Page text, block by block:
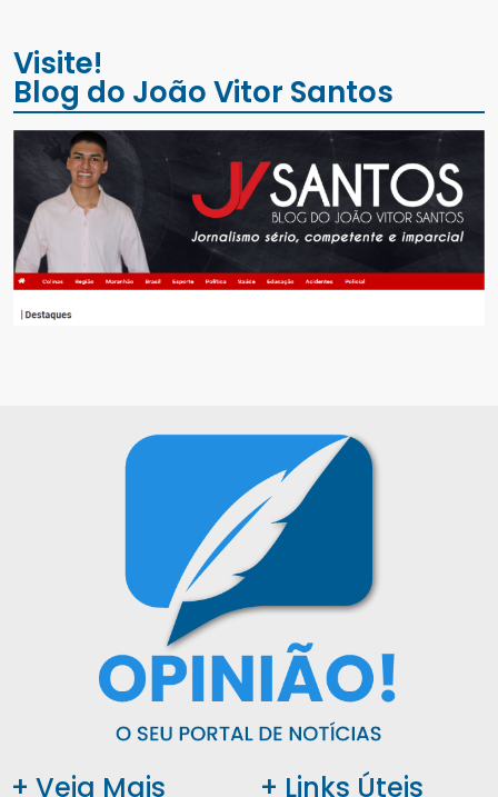
Visite!
Blog do João Vitor Santos
+ Veja Mais + Links Úteis